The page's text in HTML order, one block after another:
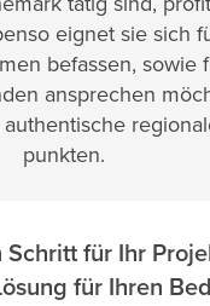
eignet sie sich
befassen, sowie
ansprechen
punkten.
für Ihr
für Ihren